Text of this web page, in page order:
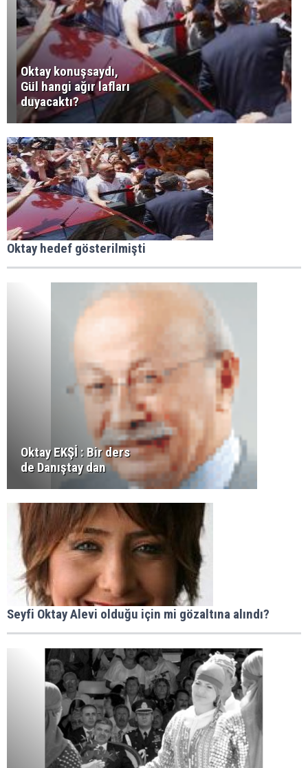
Oktay konuşsaydı,
Gül hangi ağır lafları
duyacaktı?
Oktay hedef gösterilmişti
Oktay EKŞİ : Bir ders
de Danıştay dan
Seyfi Oktay Alevi olduğu için mi gözaltına alındı?